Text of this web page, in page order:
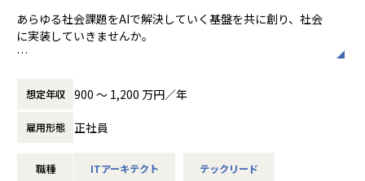
ーバルマーケットで通用する企業になることを企図していま
す。
会社の規定に準ずる
・「九州No.1のAI会社」をゼロから作るファウンディングメ
ンバーとしての裁量
・コンサルタントと一体で動く組織で、ビジネスインパクト
・FDEからソリューションアーキテクト、PdM、EM、CTO
等への多様キャリアパス
AIプラットフォーム事業本部 インタビュー／AIプラットフォ
あらゆる社会課題をAIで解決していく基盤を共に創り、社会
に実装していきませんか。
＜企業・事業概要＞
私たちは「AIを用いた社会課題解決を通じて幸せな社会を実
現する」というミッションを掲げ、
少子高齢化社会における労働生産性向上の解決策として、独
ビスの創出に取り組んでいます。
想定年収 900 〜 1,200 万円／年
雇用形態 正社員
職種 ITアーキテクト テックリード